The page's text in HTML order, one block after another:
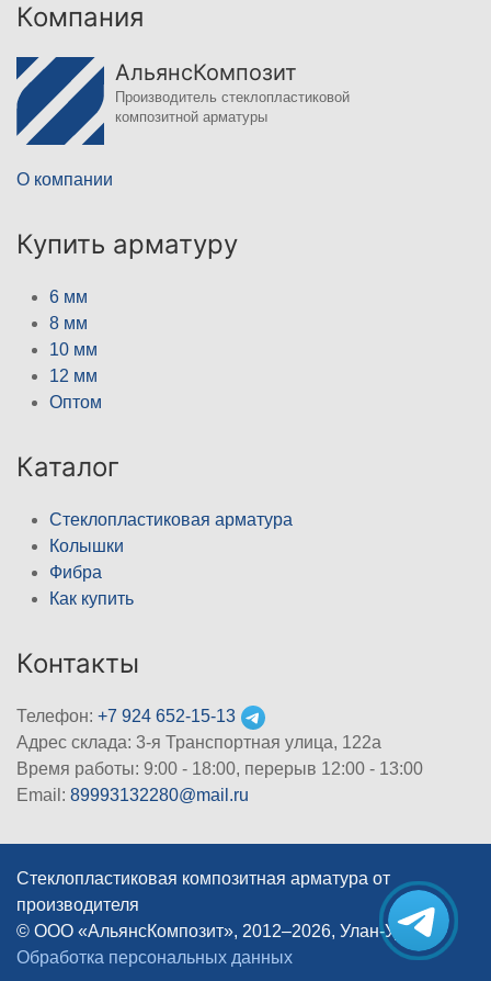
Компания
АльянсКомпозит
Производитель стеклопластиковой
композитной арматуры
О компании
Купить арматуру
6 мм
8 мм
10 мм
12 мм
Оптом
Каталог
Стеклопластиковая арматура
Колышки
Фибра
Как купить
Контакты
Телефон: +7 924 652-15-13
Адрес склада: 3-я Транспортная улица, 122а
Время работы: 9:00 - 18:00, перерыв 12:00 - 13:00
Email: 89993132280@mail.ru
Стеклопластиковая композитная арматура от
производителя
© ООО «АльянсКомпозит», 2012–2026, Улан-Удэ
|
Обработка персональных данных